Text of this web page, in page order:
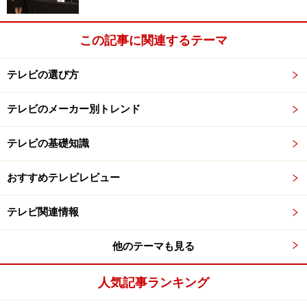
BS、CSのデジタル録画をなさりたい場合は、CATV会社
の提供するハードディスク一体型のセットトップボック
スをお求めになることをお薦めします。
シフトマシンと考え、番組を長期保存される頻度が高い
なら、別にブルーレイディスクレコーダーをお買いにな
ることをお薦めします。レコーダーがｉ-LINK対応の場
合、セットトップボックスからダビングすることも機種
によって可能になります。
HDD内蔵テレビを比較してみると……
この記事に関連するテーマ
テレビの選び方
テレビのメーカー別トレンド
テレビの基礎知識
おすすめテレビレビュー
テレビ関連情報
他のテーマも見る
人気記事ランキング